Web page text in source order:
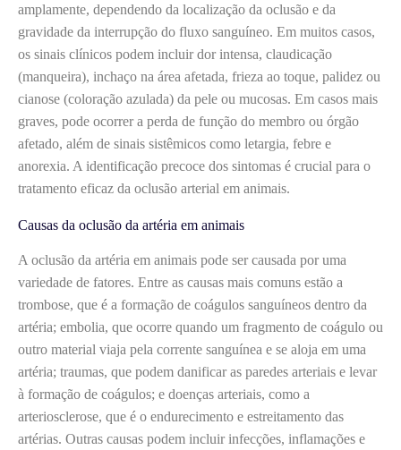
amplamente, dependendo da localização da oclusão e da
gravidade da interrupção do fluxo sanguíneo. Em muitos casos,
os sinais clínicos podem incluir dor intensa, claudicação
(manqueira), inchaço na área afetada, frieza ao toque, palidez ou
cianose (coloração azulada) da pele ou mucosas. Em casos mais
graves, pode ocorrer a perda de função do membro ou órgão
afetado, além de sinais sistêmicos como letargia, febre e
anorexia. A identificação precoce dos sintomas é crucial para o
tratamento eficaz da oclusão arterial em animais.
Causas da oclusão da artéria em animais
A oclusão da artéria em animais pode ser causada por uma
variedade de fatores. Entre as causas mais comuns estão a
trombose, que é a formação de coágulos sanguíneos dentro da
artéria; embolia, que ocorre quando um fragmento de coágulo ou
outro material viaja pela corrente sanguínea e se aloja em uma
artéria; traumas, que podem danificar as paredes arteriais e levar
à formação de coágulos; e doenças arteriais, como a
arteriosclerose, que é o endurecimento e estreitamento das
artérias. Outras causas podem incluir infecções, inflamações e